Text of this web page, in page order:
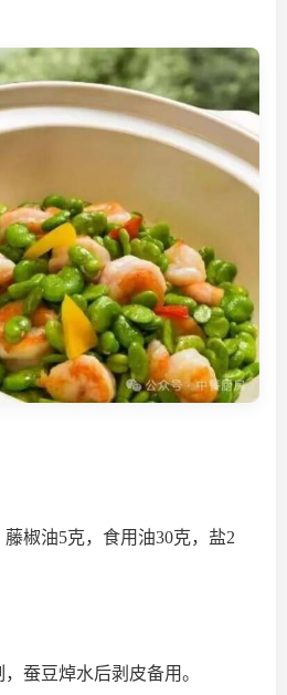
椒油5克，食用油30克，盐2
蚕豆焯水后剥皮备用。